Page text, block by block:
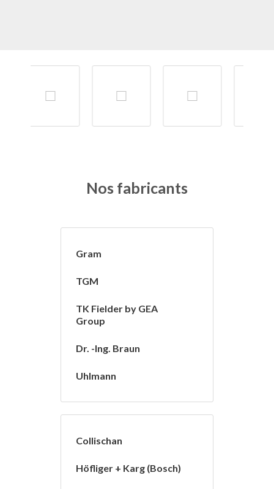
Nos fabricants
Gram
TGM
TK Fielder by GEA
Group
Dr. -Ing. Braun
Uhlmann
Collischan
Höfliger + Karg (Bosch)